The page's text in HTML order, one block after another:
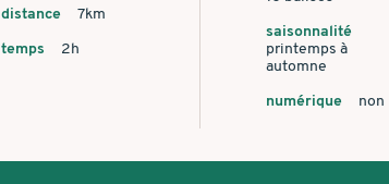
distance 7km
temps 2h
saisonnalité
printemps à
automne
numérique non